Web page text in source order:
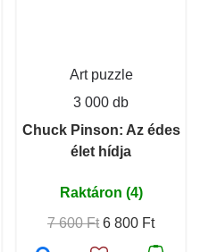
Art puzzle
3 000 db
Chuck Pinson: Az édes
élet hídja
Raktáron (4)
7 600 Ft 6 800 Ft